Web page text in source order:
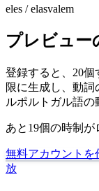
eles / elasvalem
プレビュー
登録すると、20
限に生成し、動
ルポルトガル語の
あと19個の時制が
無料アカウントを
放